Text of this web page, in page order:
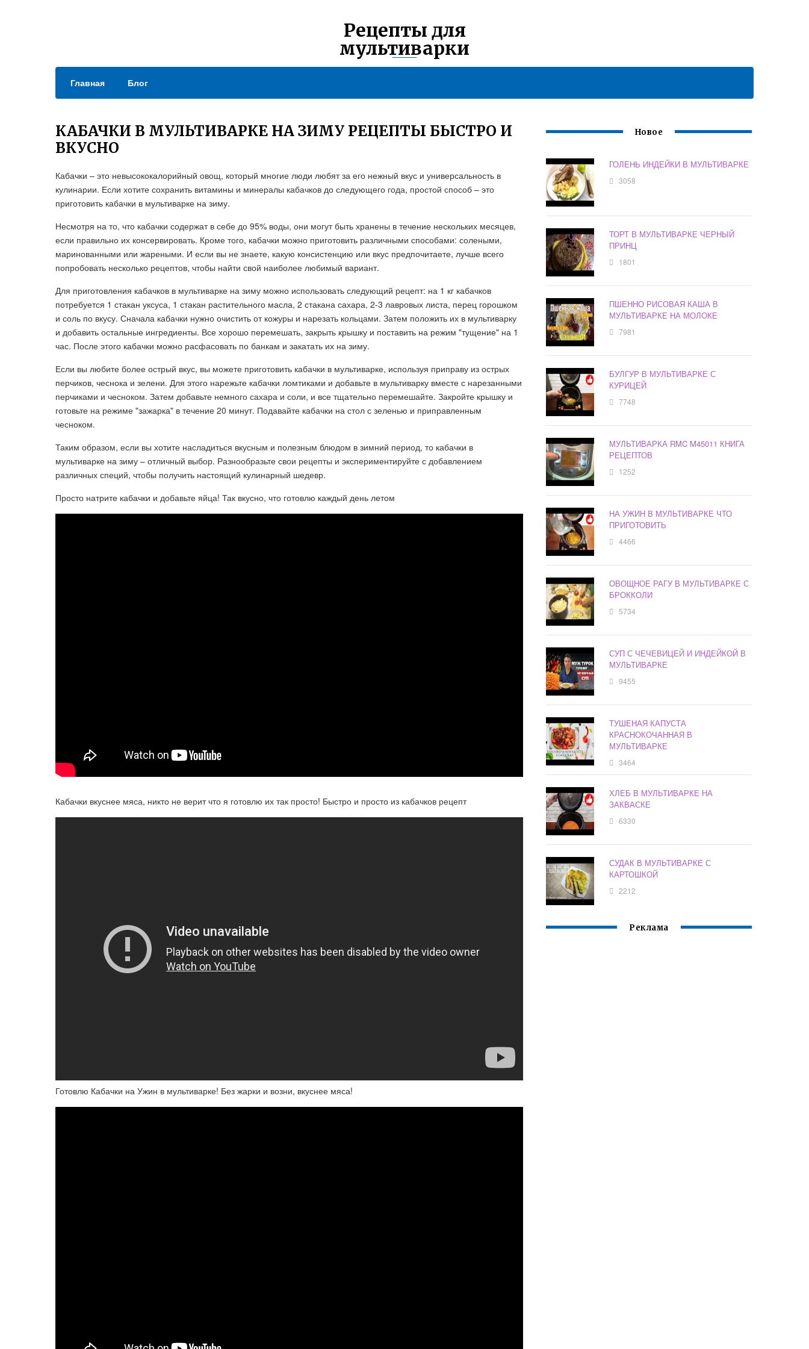
Рецепты для
мультиварки
Главная Блог
КАБАЧКИ В МУЛЬТИВАРКЕ НА ЗИМУ РЕЦЕПТЫ БЫСТРО И
ВКУСНО
Кабачки – это невысококалорийный овощ, который многие люди любят за его нежный вкус и универсальность в
кулинарии. Если хотите сохранить витамины и минералы кабачков до следующего года, простой способ – это
приготовить кабачки в мультиварке на зиму.
Несмотря на то, что кабачки содержат в себе до 95% воды, они могут быть хранены в течение нескольких месяцев,
если правильно их консервировать. Кроме того, кабачки можно приготовить различными способами: солеными,
маринованными или жареными. И если вы не знаете, какую консистенцию или вкус предпочитаете, лучше всего
попробовать несколько рецептов, чтобы найти свой наиболее любимый вариант.
Для приготовления кабачков в мультиварке на зиму можно использовать следующий рецепт: на 1 кг кабачков
потребуется 1 стакан уксуса, 1 стакан растительного масла, 2 стакана сахара, 2-3 лавровых листа, перец горошком
и соль по вкусу. Сначала кабачки нужно очистить от кожуры и нарезать кольцами. Затем положить их в мультиварку
и добавить остальные ингредиенты. Все хорошо перемешать, закрыть крышку и поставить на режим "тущение" на 1
час. После этого кабачки можно расфасовать по банкам и закатать их на зиму.
Если вы любите более острый вкус, вы можете приготовить кабачки в мультиварке, используя приправу из острых
перчиков, чеснока и зелени. Для этого нарежьте кабачки ломтиками и добавьте в мультиварку вместе с нарезанными
перчиками и чесноком. Затем добавьте немного сахара и соли, и все тщательно перемешайте. Закройте крышку и
готовьте на режиме "зажарка" в течение 20 минут. Подавайте кабачки на стол с зеленью и приправленным
чесноком.
Таким образом, если вы хотите насладиться вкусным и полезным блюдом в зимний период, то кабачки в
мультиварке на зиму – отличный выбор. Разнообразьте свои рецепты и экспериментируйте с добавлением
различных специй, чтобы получить настоящий кулинарный шедевр.
Просто натрите кабачки и добавьте яйца! Так вкусно, что готовлю каждый день летом
Кабачки вкуснее мяса, никто не верит что я готовлю их так просто! Быстро и просто из кабачков рецепт
Готовлю Кабачки на Ужин в мультиварке! Без жарки и возни, вкуснее мяса!
Новое
ГОЛЕНЬ ИНДЕЙКИ В МУЛЬТИВАРКЕ
3058
ТОРТ В МУЛЬТИВАРКЕ ЧЕРНЫЙ
ПРИНЦ
1801
ПШЕННО РИСОВАЯ КАША В
МУЛЬТИВАРКЕ НА МОЛОКЕ
7981
БУЛГУР В МУЛЬТИВАРКЕ С
КУРИЦЕЙ
7748
МУЛЬТИВАРКА RMC M45011 КНИГА
РЕЦЕПТОВ
1252
НА УЖИН В МУЛЬТИВАРКЕ ЧТО
ПРИГОТОВИТЬ
4466
ОВОЩНОЕ РАГУ В МУЛЬТИВАРКЕ С
БРОККОЛИ
5734
СУП С ЧЕЧЕВИЦЕЙ И ИНДЕЙКОЙ В
МУЛЬТИВАРКЕ
9455
ТУШЕНАЯ КАПУСТА
КРАСНОКОЧАННАЯ В
МУЛЬТИВАРКЕ
3464
ХЛЕБ В МУЛЬТИВАРКЕ НА
ЗАКВАСКЕ
6330
СУДАК В МУЛЬТИВАРКЕ С
КАРТОШКОЙ
2212
Реклама